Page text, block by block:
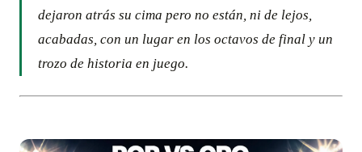
dejaron atrás su cima pero no están, ni de lejos,
acabadas, con un lugar en los octavos de final y un
trozo de historia en juego.